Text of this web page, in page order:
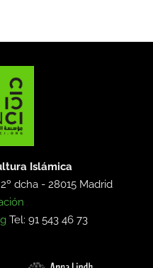
Islámica
dcha -28015 Madrid
Tel: 91 543 46 73